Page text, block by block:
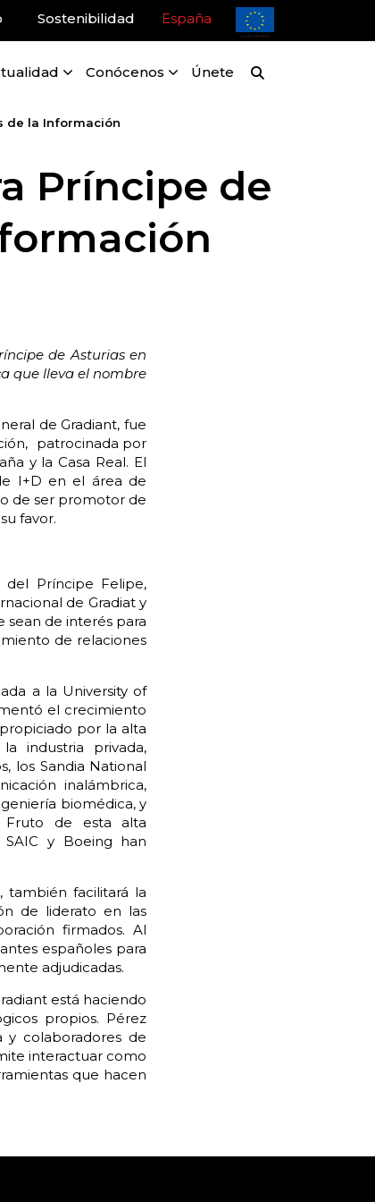
Sostenibilidad España
Conócenos Únete
de la Información
Príncipe de
de Asturias en
que lleva el nombre
de Gradiant, fue
patrocinada por
y la Casa Real. El
I+D en el área de
de ser promotor de
favor.
Príncipe Felipe,
de Gradiat y
sean de interés para
de relaciones
a la University of
el crecimiento
por la alta
industria privada,
los Sandia National
inalámbrica,
biomédica, y
Fruto de esta alta
y Boeing han
facilitará la
de liderato en las
firmados. Al
españoles para
adjudicadas.
está haciendo
propios. Pérez
colaboradores de
interactuar como
que hacen